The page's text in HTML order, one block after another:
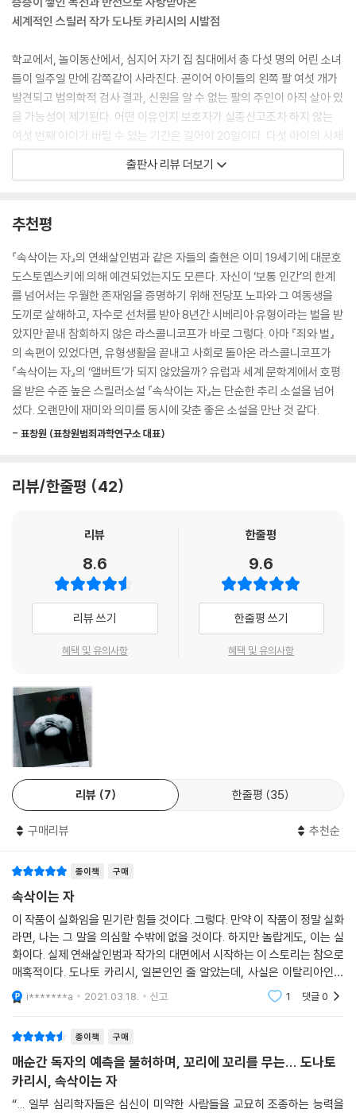
세계적인 스릴러 작가 도나토 카리시의 시발점
학교에서, 놀이동산에서, 심지어 자기 집 침대에서 총 다섯 명의 어린 소녀
들이 일주일 만에 감쪽같이 사라진다. 곧이어 아이들의 왼쪽 팔 여섯 개가
발견되고 법의학적 검사 결과, 신원을 알 수 없는 팔의 주인이 아직 살아 있
을 가능성이 제기된다. 어떤 이유인지 보호자가 실종신고조차 하지 않는
여섯 번째 아이가 버틸 수 있는 기간은 길어야 20일이다. 다섯 아이의 사체
가 차례차례 발견되고, 동일범의 범행이라는 당초 예상과는 달리 각 사건
마다 범인이 따로 있는 듯하다. 한편, 범죄학자 게블러 박사가 이끄는 특별
하다. 아이를 살리기 위해 악의 심연을 들여다볼 수밖에 없는 그들은 범인
이 드리운 어둠에 물들어가고 있는 자신을 미처 알아채지 못한다.
작가는 이탈리아의 연쇄살인범 ‘루이지 키아티’에 대한 논문을 작성하던
중, 관련 사건에서 모티브를 얻어 소설을 구상하였다고 한다. 행동과학 범
죄학자로서 경찰 측에 분석과 자문을 제공해온 자신의 경험과 전공을 영리
하고도 절묘하게 문학의 세계에서 발휘한 것이다. 그 덕에 『속삭이는 자』
는 그 어떤 소설보다 범죄수사 기법과 과정, 수사관들의 심리묘사가 소름
끼치도록 사실적이고 치밀하다는 평을 받고 있다. 극적인 연쇄사건과 범행
에도 묘한 현실감을 불어넣어 마치 현장에서 함께 수사하는 듯 몰입력과
을 밝히지 않았으며 등장인물의 이름에서조차 국적을 알 수 없도록 설정하
인해 피해받는 이가 없기를 바라는 작가의 배려라고 한다.
금 차이가 있다. 인간 내면의 악의를 자극하여 그들로 하여금 범죄를 저지
르게 한다는 의미에서 ‘잠재의식 속의 연쇄살인범(subliminal killer)’이
라고 불린다. 작가는 범인을 통해 ‘살아 있는 악마’의 존재를 고발하고 이들
의 해악에 무방비로 노출된 현대 사회에 경종을 울리고 있다. 『속삭이는
자』 이후에도 작가는 작품을 통해서 꾸준히 절대악에 대한 새로운 시각을
제시해왔지만, 그중에서 책을 다 읽고 나서도 범인의 실체를 본 적이 있는
지 의심스러운 ‘잠재의식 속 연쇄살인범’의 존재는 단연 압도적이다. 마지
에 대한 사유를 멈추지 못할 것이다.
독자들은 ‘인간의 어둠에 숨어든 악’에 대한 두려움을 한동안 추스르기 어
려울 것이다. 그리고 마지막 페이지를 덮자마자, 책날개의 작가 소개를 다
시 읽으며 물어볼 것이다. “도대체 당신 정체가 뭐야?”
- [코리에레 델라 세라]
분열된 경찰조직과 무언가에 사로잡힌 듯한 프로파일러가 등장하는 범죄
스릴러는 익숙하지만, 도나토 카리시는 이를 매력적이고 섬뜩한 이야기로
- [퍼블리셔스 위클리]
책장을 덮은 후에도 읽는 이를 불안에 떨게 하고, 머릿속에서 끝내 잊히지
않는 파괴적인 악의 초상화.
- [커커스 리뷰]
출판사 리뷰 더보기
추천평
『속삭이는 자』의 연쇄살인범과 같은 자들의 출현은 이미 19세기에 대문호
도스토옙스키에 의해 예견되었는지도 모른다. 자신이 ‘보통 인간’의 한계
를 넘어서는 우월한 존재임을 증명하기 위해 전당포 노파와 그 여동생을
도끼로 살해하고, 자수로 선처를 받아 8년간 시베리아 유형이라는 벌을 받
았지만 끝내 참회하지 않은 라스콜니코프가 바로 그렇다. 아마 『죄와 벌』
의 속편이 있었다면, 유형생활을 끝내고 사회로 돌아온 라스콜니코프가
『속삭이는 자』의 ‘앨버트’가 되지 않았을까? 유럽과 세계 문학계에서 호평
을 받은 수준 높은 스릴러소설 『속삭이는 자』는 단순한 추리 소설을 넘어
섰다. 오랜만에 재미와 의미를 동시에 갖춘 좋은 소설을 만난 것 같다.
- 표창원 (표창원범죄과학연구소 대표)
리뷰/한줄평 42
리뷰
8.6
리뷰 쓰기
혜택 및 유의사항
한줄평
9.6
한줄평 쓰기
혜택 및 유의사항
리뷰 7 한줄평 35
구매리뷰 추천순
종이책 구매
속삭이는 자
이 작품이 실화임을 믿기란 힘들 것이다. 그렇다. 만약 이 작품이 정말 실화
라면, 나는 그 말을 의심할 수밖에 없을 것이다. 하지만 놀랍게도, 이는 실
화이다. 실제 연쇄살인범과 작가의 대면에서 시작하는 이 스토리는 참으로
매혹적이다. 도나토 카리시, 일본인인 줄 알았는데, 사실은 이탈리아인이
라는 사실 역시 놀랍기만 하다. 참으로 아름답고 우아한 죽음과 신에 대한
이야기. 당
i*******a 2021.03.18. 신고 1 댓글0
종이책 구매
매순간 독자의 예측을 불허하며, 꼬리에 꼬리를 무는... 도나토
카리시, 속삭이는 자
“... 일부 심리학자들은 심신이 미약한 사람들을 교묘히 조종하는 능력을